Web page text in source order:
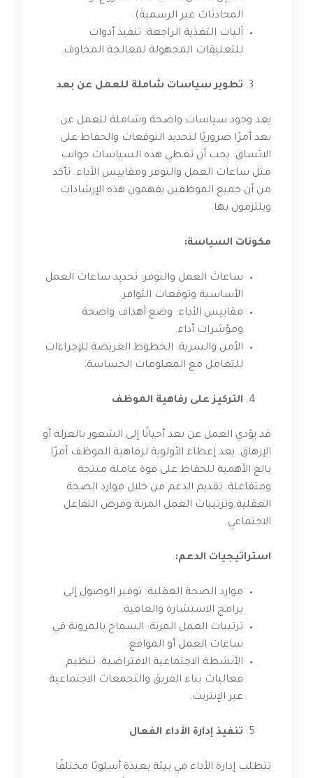
المحادثات غير الرسمية).
آليات التغذية الراجعة: تنفيذ أدوات
للتعليقات المجهولة لمعالجة المخاوف.
تطوير سياسات شاملة للعمل عن بعد
يعد وجود سياسات واضحة وشاملة للعمل عن
بعد أمرًا ضروريًا لتحديد التوقعات والحفاظ على
الاتساق. يجب أن تغطي هذه السياسات جوانب
مثل ساعات العمل والتوفر ومقاييس الأداء. تأكد
من أن جميع الموظفين يفهمون هذه الإرشادات
ويلتزمون بها.
مكونات السياسة:
ساعات العمل والتوفر: تحديد ساعات العمل
الأساسية وتوقعات التوافر.
مقاييس الأداء: وضع أهداف واضحة
ومؤشرات أداء.
الأمن والسرية: الخطوط العريضة للإجراءات
للتعامل مع المعلومات الحساسة.
التركيز على رفاهية الموظف
قد يؤدي العمل عن بعد أحيانًا إلى الشعور بالعزلة أو
الإرهاق. يعد إعطاء الأولوية لرفاهية الموظف أمرًا
بالغ الأهمية للحفاظ على قوة عاملة منتجة
ومتفاعلة. تقديم الدعم من خلال موارد الصحة
العقلية وترتيبات العمل المرنة وفرص التفاعل
الاجتماعي.
استراتيجيات الدعم:
موارد الصحة العقلية: توفير الوصول إلى
برامج الاستشارة والعافية.
ترتيبات العمل المرنة: السماح بالمرونة في
ساعات العمل أو المواقع.
الأنشطة الاجتماعية الافتراضية: تنظيم
فعاليات بناء الفريق والتجمعات الاجتماعية
عبر الإنترنت.
تنفيذ إدارة الأداء الفعال
تتطلب إدارة الأداء في بيئة بعيدة أسلوبًا مختلفًا